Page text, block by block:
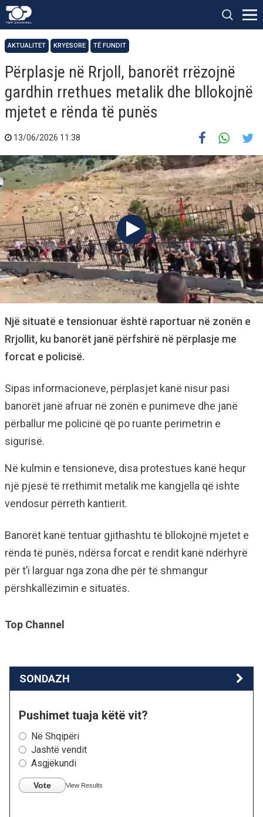
AKTUALITET KRYESORE TË FUNDIT
Përplasje në Rrjoll, banorët rrëzojnë
gardhin rrethues metalik dhe bllokojnë
mjetet e rënda të punës
13/06/2026 11:38
Një situatë e tensionuar është raportuar në zonën e
Rrjollit, ku banorët janë përfshirë në përplasje me
forcat e policisë.
Sipas informacioneve, përplasjet kanë nisur pasi
banorët janë afruar në zonën e punimeve dhe janë
përballur me policinë që po ruante perimetrin e
sigurisë.
Në kulmin e tensioneve, disa protestues kanë hequr
një pjesë të rrethimit metalik me kangjella që ishte
vendosur përreth kantierit.
Banorët kanë tentuar gjithashtu të bllokojnë mjetet e
rënda të punës, ndërsa forcat e rendit kanë ndërhyrë
për t’i larguar nga zona dhe për të shmangur
përshkallëzimin e situatës.
Top Channel
SONDAZH
Pushimet tuaja këtë vit?
Në Shqipëri
Jashtë vendit
Asgjëkundi
Vote View Results